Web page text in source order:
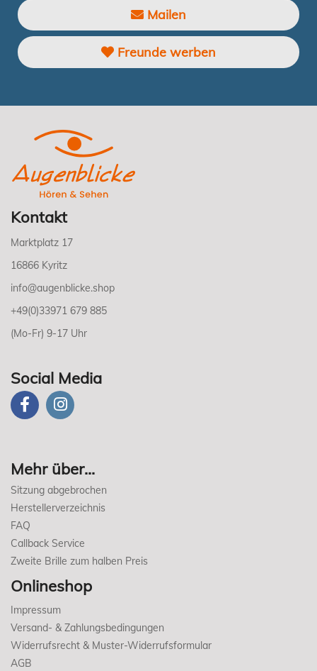
Mailen
Freunde werben
Kontakt
Marktplatz 17
16866 Kyritz
info@augenblicke.shop
+49(0)33971 679 885
(Mo-Fr) 9-17 Uhr
Social Media
Mehr über...
Sitzung abgebrochen
Herstellerverzeichnis
FAQ
Callback Service
Zweite Brille zum halben Preis
Onlineshop
Impressum
Versand- & Zahlungsbedingungen
Widerrufsrecht & Muster-Widerrufsformular
AGB